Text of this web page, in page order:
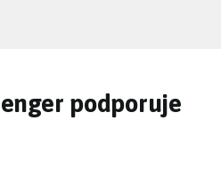
podporuje